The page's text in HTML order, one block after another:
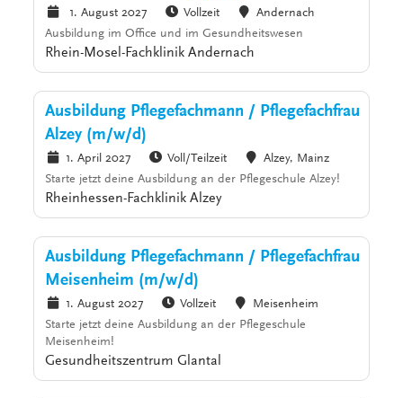
1. August 2027 Vollzeit
Andernach
Ausbildung im Office und im Gesundheitswesen
Rhein-Mosel-Fachklinik Andernach
Ausbildung Pflegefachmann / Pflegefachfrau
Alzey (m/w/d)
1. April 2027 Voll/Teilzeit
Alzey, Mainz
Starte jetzt deine Ausbildung an der Pflegeschule Alzey!
Rheinhessen-Fachklinik Alzey
Ausbildung Pflegefachmann / Pflegefachfrau
Meisenheim (m/w/d)
1. August 2027 Vollzeit
Meisenheim
Starte jetzt deine Ausbildung an der Pflegeschule
Meisenheim!
Gesundheitszentrum Glantal